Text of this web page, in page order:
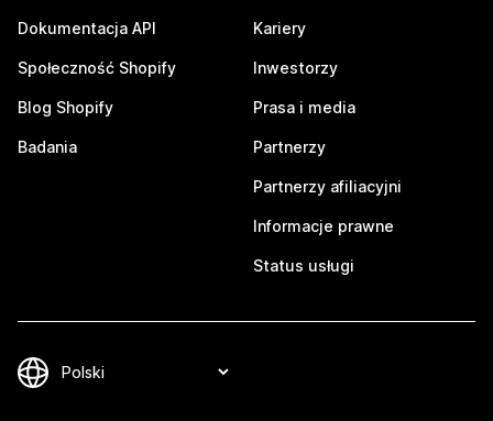
Dokumentacja API
Społeczność Shopify
Blog Shopify
Badania
Kariery
Inwestorzy
Prasa i media
Partnerzy
Partnerzy afiliacyjni
Informacje prawne
Status usługi